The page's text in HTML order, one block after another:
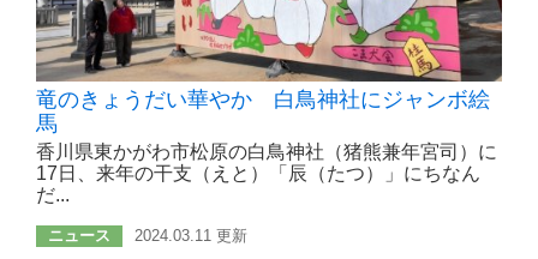
竜のきょうだい華やか 白鳥神社にジャンボ絵
馬
香川県東かがわ市松原の白鳥神社（猪熊兼年宮司）に
17日、来年の干支（えと）「辰（たつ）」にちなん
だ...
ニュース 2024.03.11 更新